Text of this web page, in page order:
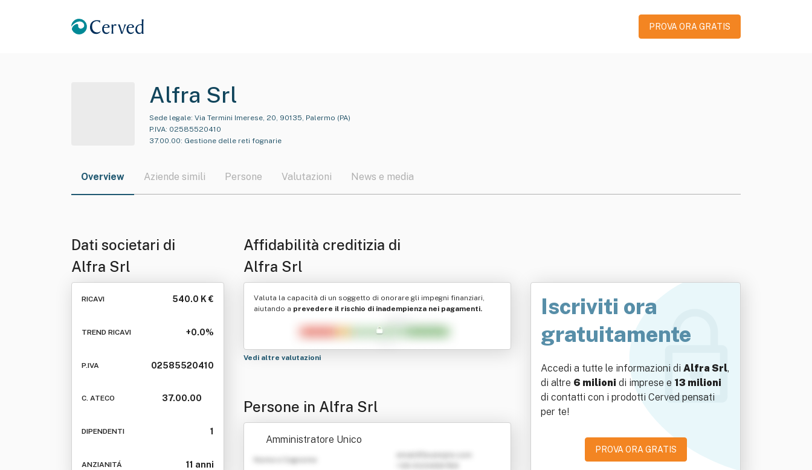
PROVA ORA GRATIS
Alfra Srl
Sede legale: Via Termini Imerese, 20, 90135, Palermo (PA)
P.IVA: 02585520410
37.00.00: Gestione delle reti fognarie
Overview Aziende simili Persone Valutazioni News e media
Dati societari di
Alfra Srl
RICAVI 540.0 K €
TREND RICAVI +0.0%
P.IVA 02585520410
C. ATECO 37.00.00
DIPENDENTI 1
ANZIANITÁ 11 anni
Affidabilità creditizia di
Alfra Srl
Valuta la capacità di un soggetto di onorare gli impegni finanziari,
aiutando a prevedere il rischio di inadempienza nei pagamenti.
Vedi altre valutazioni
Persone in Alfra Srl
Amministratore Unico
Nome e Cognome
Iscriviti ora
gratuitamente
Accedi a tutte le informazioni di Alfra Srl,
di altre 6 milioni di imprese e 13 milioni
di contatti con i prodotti Cerved pensati
per te!
PROVA ORA GRATIS